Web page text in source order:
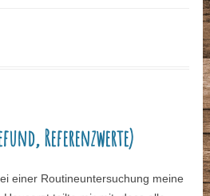
Referenzwerte)
einer Routineuntersuchung meine